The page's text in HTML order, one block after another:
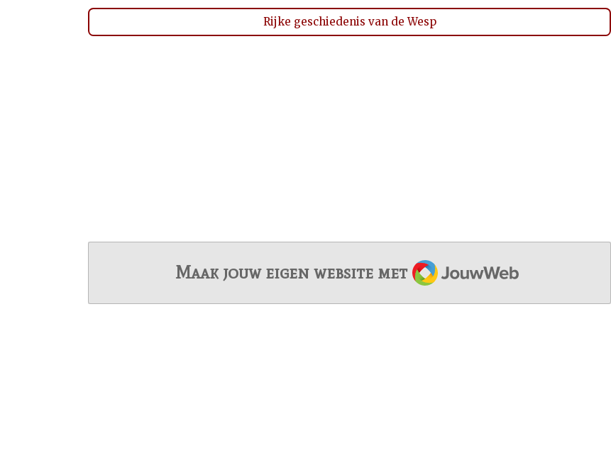
Rijke geschiedenis van de Wesp
Maak jouw eigen website met JouwWeb